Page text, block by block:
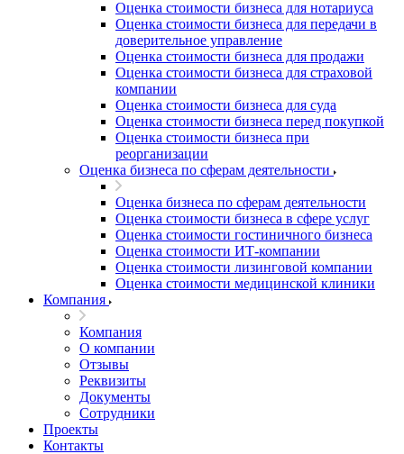
Оценка стоимости бизнеса для нотариуса
Оценка стоимости бизнеса для передачи в
доверительное управление
Оценка стоимости бизнеса для продажи
Оценка стоимости бизнеса для страховой
компании
Оценка стоимости бизнеса для суда
Оценка стоимости бизнеса перед покупкой
Оценка стоимости бизнеса при
реорганизации
Оценка бизнеса по сферам деятельности
Оценка бизнеса по сферам деятельности
Оценка стоимости бизнеса в сфере услуг
Оценка стоимости гостиничного бизнеса
Оценка стоимости ИТ-компании
Оценка стоимости лизинговой компании
Оценка стоимости медицинской клиники
Компания
Компания
О компании
Отзывы
Реквизиты
Документы
Сотрудники
Проекты
Контакты